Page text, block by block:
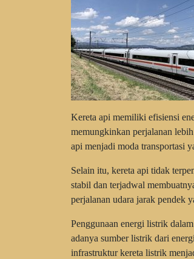
Kereta api memiliki efisiensi
memungkinkan perjalanan
api menjadi moda transportasi
Selain itu, kereta api tidak
stabil dan terjadwal
perjalanan udara jarak pendek
Penggunaan energi listrik
adanya sumber listrik dari
infrastruktur kereta listrik